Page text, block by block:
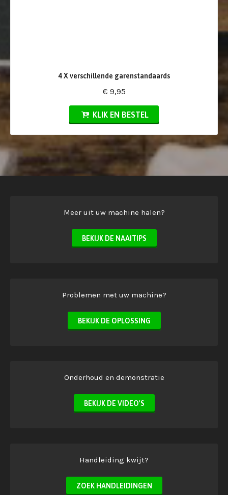
4 X verschillende garenstandaards
€ 9,95
KLIK EN BESTEL
Meer uit uw machine halen?
BEKIJK DE NAAITIPS
Problemen met uw machine?
BEKIJK DE OPLOSSING
Onderhoud en demonstratie
BEKIJK DE VIDEO'S
Handleiding kwijt?
ZOEK HANDLEIDINGEN